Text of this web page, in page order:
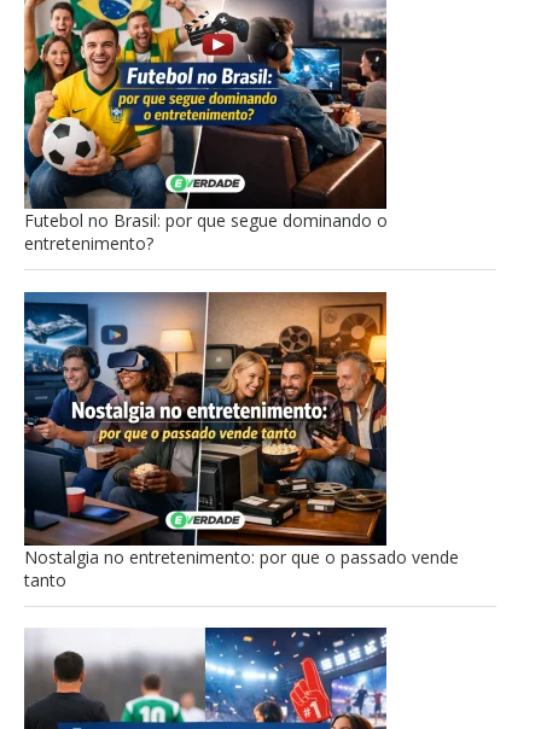
Futebol no Brasil: por que segue dominando o
entretenimento?
Nostalgia no entretenimento: por que o passado vende
tanto